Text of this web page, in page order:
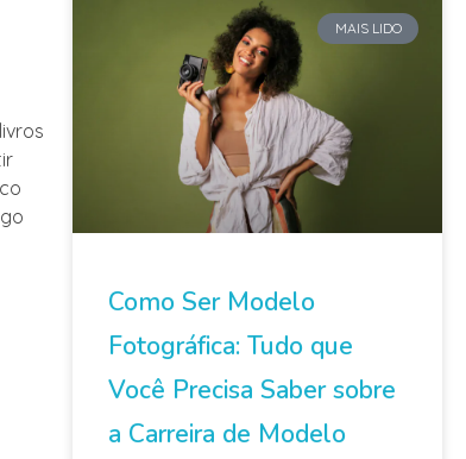
MAIS LIDO
Como Ser Modelo
Fotográfica: Tudo que
Você Precisa Saber sobre
a Carreira de Modelo